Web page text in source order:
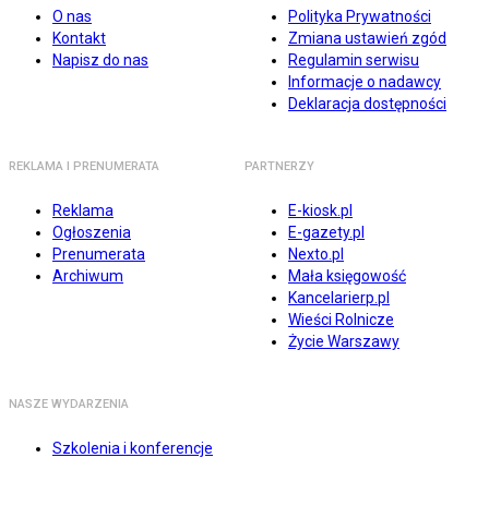
O nas
Kontakt
Napisz do nas
Polityka Prywatności
Zmiana ustawień zgód
Regulamin serwisu
Informacje o nadawcy
Deklaracja dostępności
REKLAMA I PRENUMERATA
Reklama
Ogłoszenia
Prenumerata
Archiwum
PARTNERZY
E-kiosk.pl
E-gazety.pl
Nexto.pl
Mała księgowość
Kancelarierp.pl
Wieści Rolnicze
Życie Warszawy
NASZE WYDARZENIA
Szkolenia i konferencje